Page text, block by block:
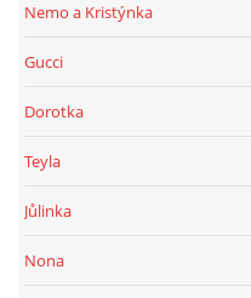
Nemo a Kristýnka
Gucci
Dorotka
Teyla
Jůlinka
Nona